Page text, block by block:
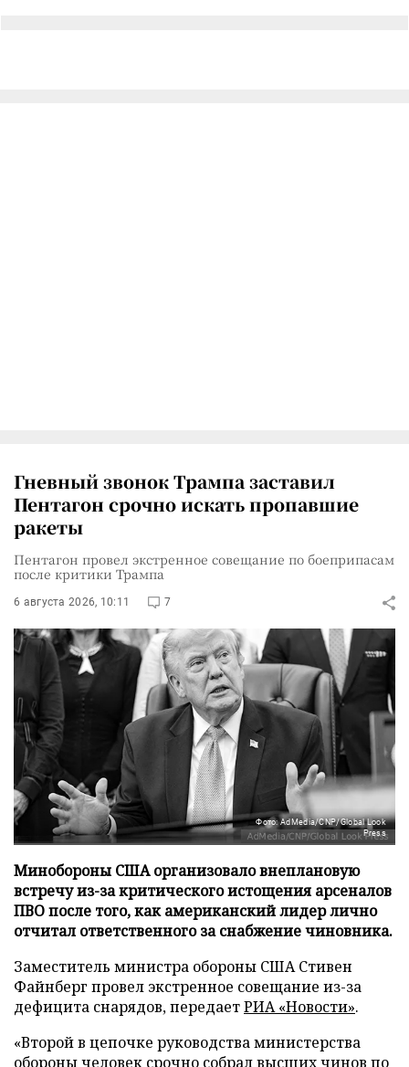
Гневный звонок Трампа заставил
Пентагон срочно искать пропавшие
ракеты
Пентагон провел экстренное совещание по боеприпасам
после критики Трампа
6 августа 2026, 10:11 7
Фото: AdMedia/CNP/Global Look
Press
Минобороны США организовало внеплановую
встречу из-за критического истощения арсеналов
ПВО после того, как американский лидер лично
отчитал ответственного за снабжение чиновника.
Заместитель министра обороны США Стивен
Файнберг провел экстренное совещание из-за
дефицита снарядов, передаетРИА «Новости».
«Второй в цепочке руководства министерства
обороны человек срочно собрал высших чинов по